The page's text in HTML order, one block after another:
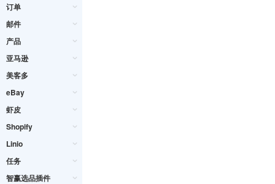
订单
邮件
产品
亚马逊
美客多
eBay
虾皮
Shopify
Linio
任务
智赢选品插件